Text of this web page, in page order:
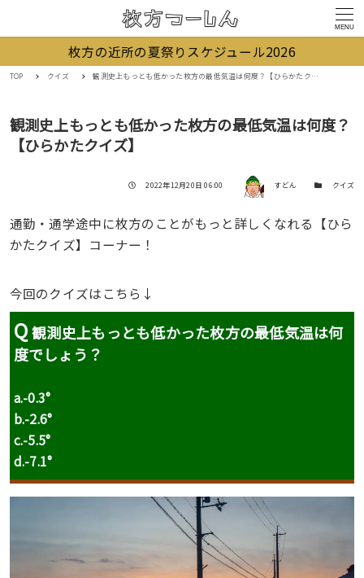
MENU
枚方の近所の夏祭りスケジュール2026
TOP クイズ 観測史上もっとも低かった枚方の最低気温は何度？【ひらかたクイズ】
観測史上もっとも低かった枚方の最低気温は何度？
【ひらかたクイズ】
投稿日
2022年12月20日 06:00 著者 すどん カテゴリー
クイズ
通勤・通学途中に枚方のことがもっと詳しくなれる【ひら
かたクイズ】コーナー！
今回のクイズはこちら↓
Q観測史上もっとも低かった枚方の最低気温は何
度でしょう？
a.-0.3°
b.-2.6°
c.-5.5°
d.-7.1°